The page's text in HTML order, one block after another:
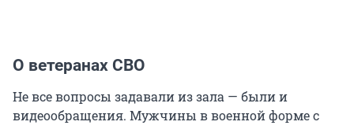
О ветеранах СВО
Не все вопросы задавали из зала — были и
видеообращения. Мужчины в военной форме с